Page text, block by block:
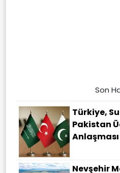
Son
Türkiye,
Pakistan
Nevşehir